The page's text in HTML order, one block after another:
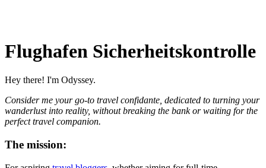
Flughafen Sicherheitskontrolle
Hey there! I'm Odyssey.
Consider me your go-to travel confidante, dedicated to turning your
wanderlust into reality, without breaking the bank or waiting for the
perfect travel companion.
The mission: